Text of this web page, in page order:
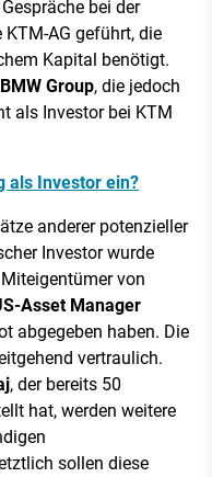
bei der
AG geführt, die
Kapital benötigt.
BMW Group, die jedoch
als Investor bei KTM
als Investor ein?
anderer potenzieller
Investor wurde
Miteigentümer von
Asset Manager
abgegeben haben. Die
vertraulich.
, der bereits 50
hat, werden weitere
sollen diese